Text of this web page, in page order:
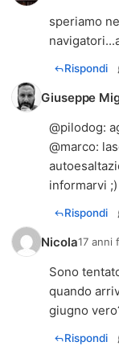
speriamo
Rispondi
Giuseppe
@pilodog:
@marco:
informarvi ;)
Rispondi
Nicola17 anni
Sono
quando
giugno
Rispondi